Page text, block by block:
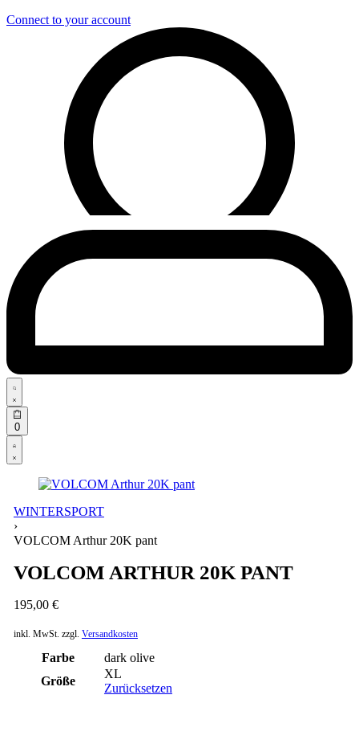
Connect to your account
Search
open
0Open
cart
Open
Account
details
WINTERSPORT
›
VOLCOM Arthur 20K pant
VOLCOM ARTHUR 20K PANT
195,00 €
inkl. MwSt. zzgl. Versandkosten
Farbe
dark olive
Größe
XL
Zurücksetzen